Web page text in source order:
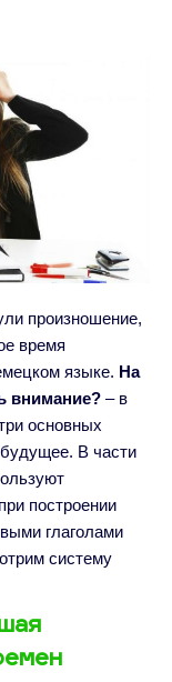
произношение,
время
языке. На
внимание? – в
основных
В части
построении
глаголами
систему